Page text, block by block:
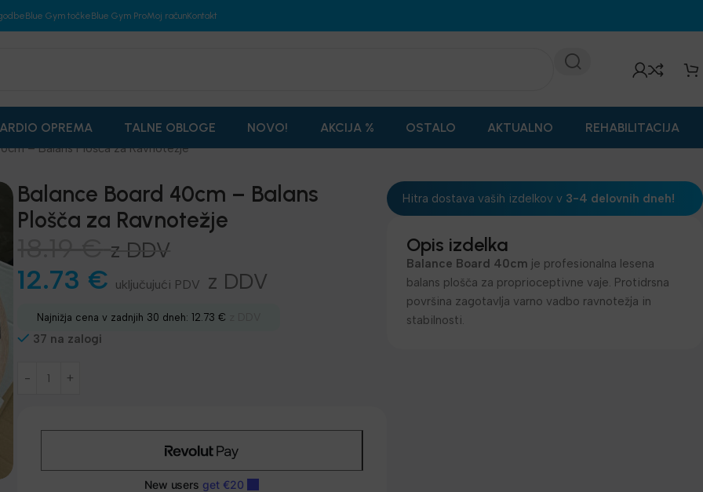
Blue Gym točkeBlue Gym ProMoj računKontakt
OPREMA TALNE OBLOGE NOVO! AKCIJA % OSTALO AKTUALNO REHABILITACIJA
– Balans Plošča za Ravnotežje
Balance Board 40cm – Balans
Plošča za Ravnotežje
z DDV
12.73 € z DDV
Najnižja cena v zadnjih 30 dneh:12.73€
37 na zalogi
Hitra dostava vaših izdelkov v 3-4 delovnih dneh!
Opis izdelka
Balance Board 40cm je profesionalna lesena
balans plošča za proprioceptivne vaje. Protidrsna
površina zagotavlja varno vadbo ravnotežja in
stabilnosti.